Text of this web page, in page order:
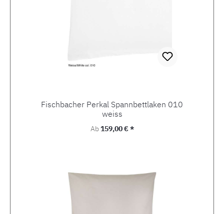
Fischbacher Perkal Spannbettlaken 010
weiss
Regulärer Preis:
Ab159,00 € *